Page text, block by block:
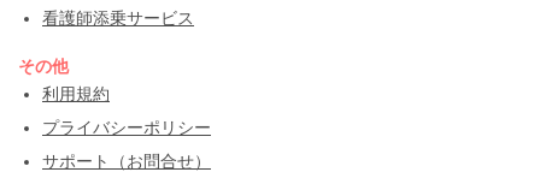
看護師添乗サービス
その他
利用規約
プライバシーポリシー
サポート（お問合せ）